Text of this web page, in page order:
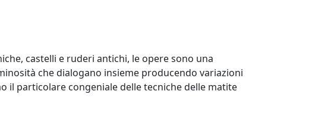
castelli e ruderi antichi, le opere sono una
che dialogano insieme producendo variazioni
il particolare congeniale delle tecniche delle matite